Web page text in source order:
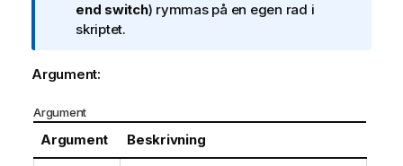
c
k
i
g
o
m
end switch) rymmas på en egen rad i
skriptet.
Argument:
Argument
Argument Beskrivning